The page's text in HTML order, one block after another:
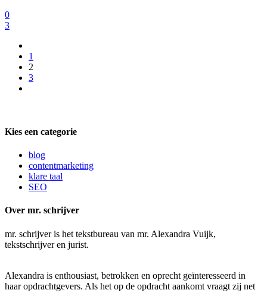
0
3
1
2
3
Kies een categorie
blog
contentmarketing
klare taal
SEO
Over mr. schrijver
mr. schrijver is het tekstbureau van mr. Alexandra Vuijk,
tekstschrijver en jurist.
Alexandra is enthousiast, betrokken en oprecht geïnteresseerd in
haar opdrachtgevers. Als het op de opdracht aankomt vraagt zij net